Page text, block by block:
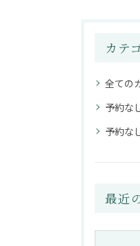
カテ
全ての
予約な
予約な
最近